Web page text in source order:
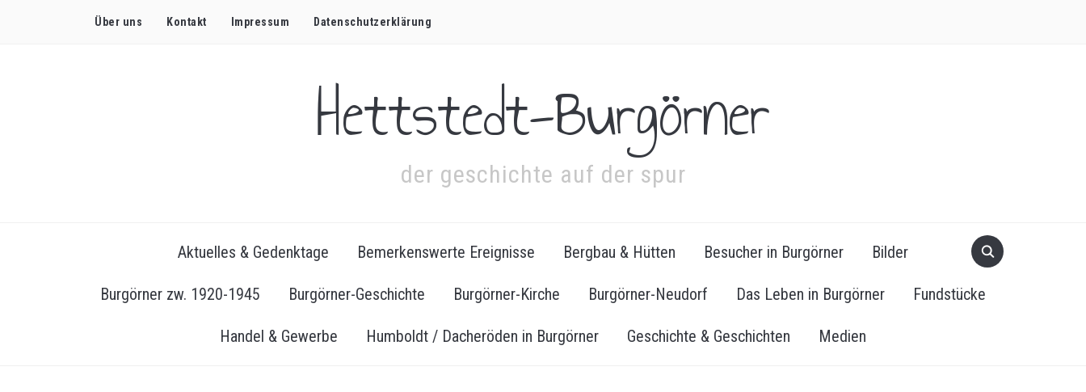
Über uns Kontakt Impressum Datenschutz­erklärung
Hettstedt-Burgörner
der geschichte auf der spur
Aktuelles & Gedenktage Bemerkenswerte Ereignisse Bergbau & Hütten Besucher in Burgörner Bilder
Burgörner zw. 1920-1945 Burgörner-Geschichte Burgörner-Kirche Burgörner-Neudorf Das Leben in Burgörner Fundstücke
Handel & Gewerbe Humboldt / Dacheröden in Burgörner Geschichte & Geschichten Medien